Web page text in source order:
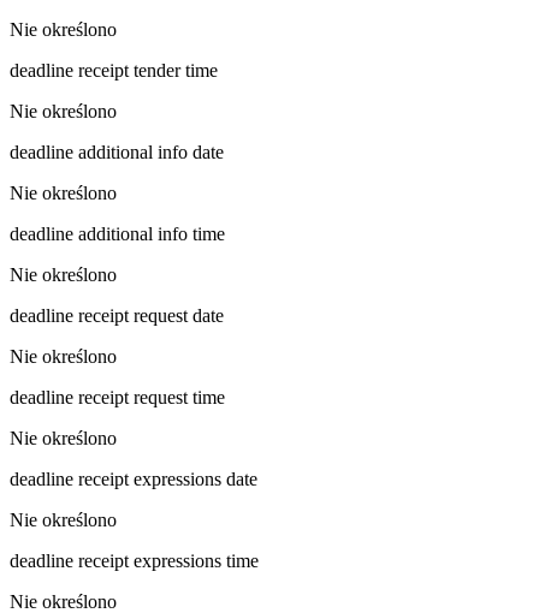
Nie określono
deadline receipt tender time
Nie określono
deadline additional info date
Nie określono
deadline additional info time
Nie określono
deadline receipt request date
Nie określono
deadline receipt request time
Nie określono
deadline receipt expressions date
Nie określono
deadline receipt expressions time
Nie określono